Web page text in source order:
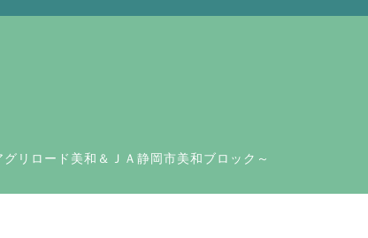
リロード美和＆ＪＡ静岡市美和ブロック～